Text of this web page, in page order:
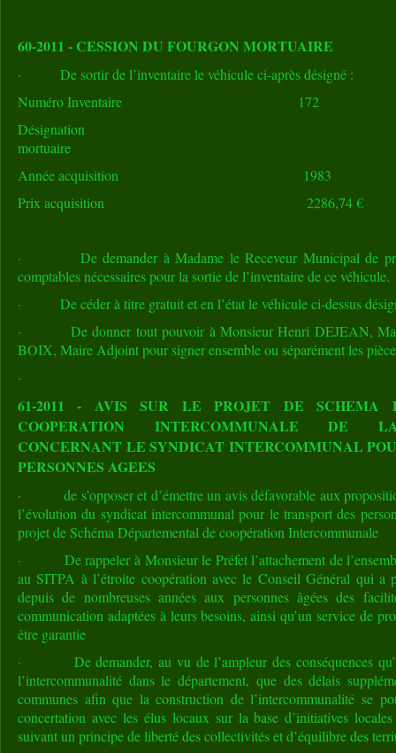
60-2011 - CESSION DU FOURGON MORTUAIRE
· De sortir de l’inventaire le véhicule ci-après désigné :
Numéro Inventaire 172
Désignation
mortuaire
Année acquisition 1983
Prix acquisition 2286,74 €
· De demander à Madame le Receveur Municipal de
comptables nécessaires pour la sortie de l’inventaire de ce véhicule.
· De céder à titre gratuit et en l’état le véhicule ci-dessus
· De donner tout pouvoir à Monsieur Henri DEJEAN,
BOIX, Maire Adjoint pour signer ensemble ou séparément les
·
61-2011 - AVIS SUR LE PROJET DE SCHEMA
COOPERATION INTERCOMMUNALE DE
CONCERNANT LE SYNDICAT INTERCOMMUNAL
PERSONNES AGEES
· de s’opposer et d’émettre un avis défavorable aux
l’évolution du syndicat intercommunal pour le transport des
projet de Schéma Départemental de coopération Intercommunale
· De rappeler à Monsieur le Préfet l’attachement de
au SITPA à l’étroite coopération avec le Conseil Général qui a
depuis de nombreuses années aux personnes âgées des
communication adaptées à leurs besoins, ainsi qu’un service de
être garantie
· De demander, au vu de l’ampleur des conséquences
l’intercommunalité dans le département, que des délais
communes afin que la construction de l’intercommunalité se
concertation avec les élus locaux sur la base d’initiatives
suivant un principe de liberté des collectivités et d’équilibre des